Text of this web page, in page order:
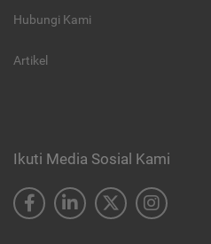
Hubungi Kami
Artikel
Ikuti Media Sosial Kami